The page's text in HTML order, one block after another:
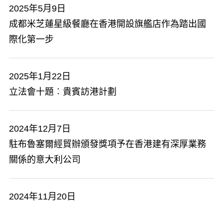
2025年5月9日
成都米芝蓮星級餐廳在香港開設旗艦店作為踏出國
際化第一步
2025年1月22日
立法會十題︰貴賓訪港計劃
2024年12月7日
駐布魯塞爾經貿辦頒發獎項予在香港建有深厚業務
關係的意大利公司
2024年11月20日